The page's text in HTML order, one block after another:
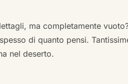
ma completamente
di quanto pensi.
nel deserto.